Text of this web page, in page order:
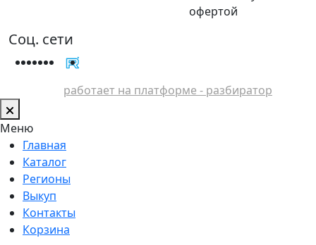
офертой
Соц. сети
работает на платформе - разбиратор
Меню
Главная
Каталог
Регионы
Выкуп
Контакты
Корзина